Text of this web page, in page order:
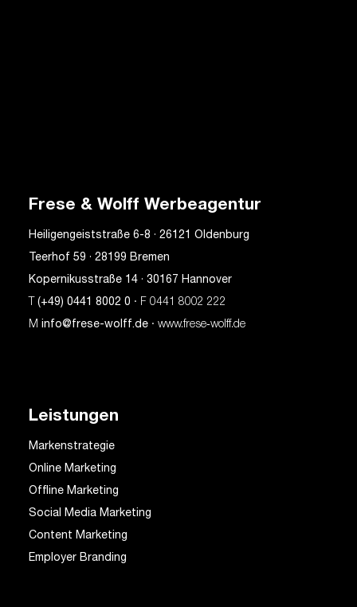
Frese & Wolff Werbeagentur
Heiligengeiststraße 6-8 · 26121 Oldenburg
Teerhof 59 · 28199 Bremen
Kopernikusstraße 14 · 30167 Hannover
(+49) 0441 8002 0 · F 0441 8002 222
M info@frese-wolff.de· www.frese‑wolff.de
Leistungen
Markenstrategie
Online Marketing
Offline Marketing
Social Media Marketing
Content Marketing
Employer Branding